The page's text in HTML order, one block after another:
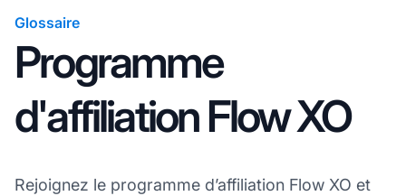
Glossaire
Programme
d'affiliation Flow XO
Rejoignez le programme d’affiliation Flow XO et